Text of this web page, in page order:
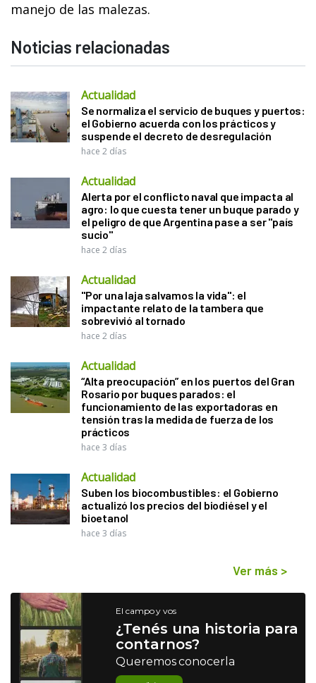
manejo de las malezas.
Noticias relacionadas
Actualidad
Se normaliza el servicio de buques y puertos:
el Gobierno acuerda con los prácticos y
suspende el decreto de desregulación
hace 2 días
Actualidad
Alerta por el conflicto naval que impacta al
agro: lo que cuesta tener un buque parado y
el peligro de que Argentina pase a ser "país
sucio"
hace 2 días
Actualidad
"Por una laja salvamos la vida": el
impactante relato de la tambera que
sobrevivió al tornado
hace 2 días
Actualidad
“Alta preocupación” en los puertos del Gran
Rosario por buques parados: el
funcionamiento de las exportadoras en
tensión tras la medida de fuerza de los
prácticos
hace 3 días
Actualidad
Suben los biocombustibles: el Gobierno
actualizó los precios del biodiésel y el
bioetanol
hace 3 días
Ver más >
El campo y vos
¿Tenés una historia para
contarnos?
Queremos conocerla